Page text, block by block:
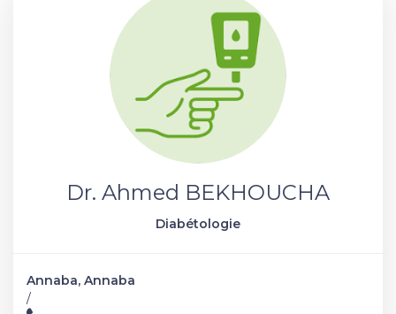
Dr. Ahmed BEKHOUCHA
Diabétologie
Annaba, Annaba
/